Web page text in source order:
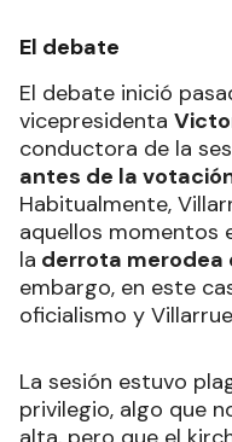
El debate
El debate inició
vicepresidenta
conductora de la
antes de la
Habitualmente,
aquellos momentos
la derrota merodea
embargo, en este
oficialismo y
La sesión estuvo
privilegio, algo que